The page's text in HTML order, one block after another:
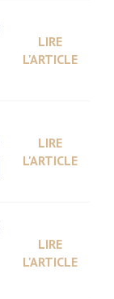
LIRE
L'ARTICLE
LIRE
L'ARTICLE
LIRE
L'ARTICLE